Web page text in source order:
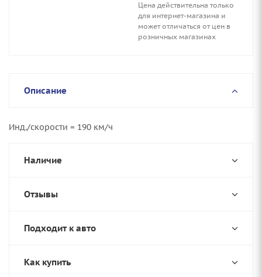
Цена действительна только
для интернет-магазина и
может отличаться от цен в
розничных магазинах
Описание
Инд./скорости = 190 км/ч
Наличие
Отзывы
Подходит к авто
Как купить